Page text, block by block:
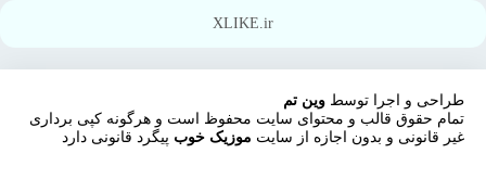
XLIKE.ir
طراحی و اجرا توسط وین تم
تمام حقوق قالب و محتوای سایت محفوظ است و هرگونه کپی برداری
غیر قانونی و بدون اجازه از سایت موزیک خوب پیگرد قانونی دارد